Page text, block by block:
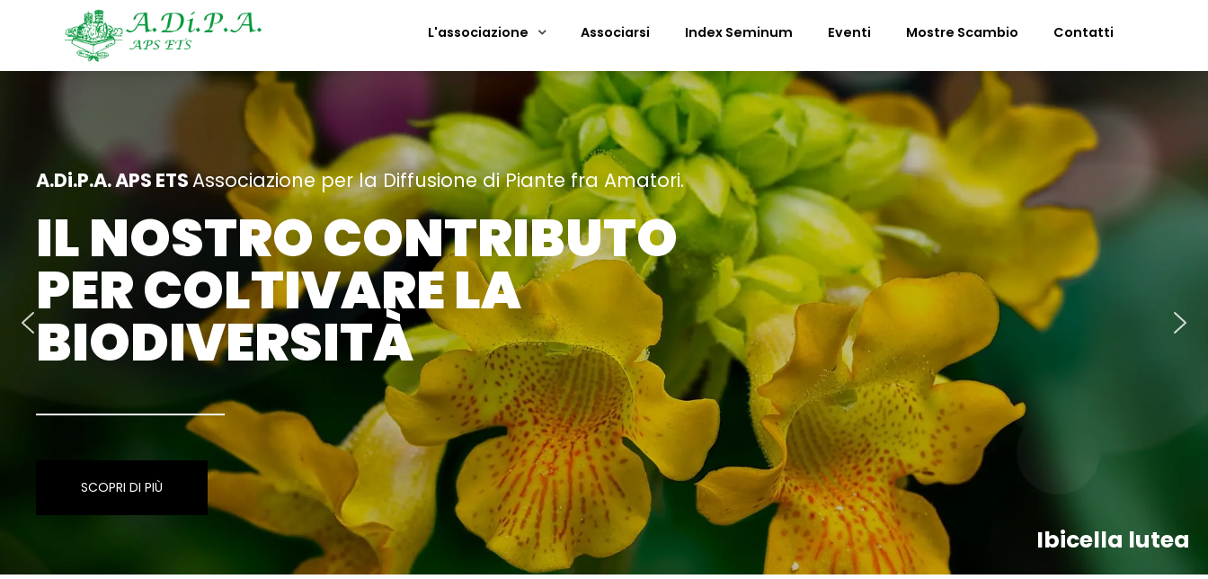
L'associazione Associarsi Index Seminum Eventi Mostre Scambio Contatti
A.Di.P.A. APS ETSAssociazione per la Diffusione di Piante fra Amatori.
IL NOSTRO CONTRIBUTO
PER COLTIVARE LA
BIODIVERSITÀ
SCOPRI DI PIÙ
Ibicella lutea